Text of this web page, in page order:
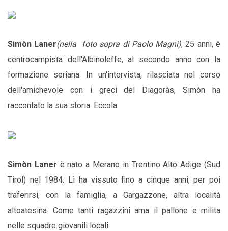
Simòn Laner(nella foto sopra di Paolo Magni), 25 anni, è
centrocampista dell'Albinoleffe, al secondo anno con la
formazione seriana. In un'intervista, rilasciata nel corso
dell'amichevole con i greci del Diagoràs, Simòn ha
raccontato la sua storia. Eccola
Simòn Laner è nato a Merano in Trentino Alto Adige (Sud
Tirol) nel 1984. Lì ha vissuto fino a cinque anni, per poi
traferirsi, con la famiglia, a Gargazzone, altra località
altoatesina. Come tanti ragazzini ama il pallone e milita
nelle squadre giovanili locali.